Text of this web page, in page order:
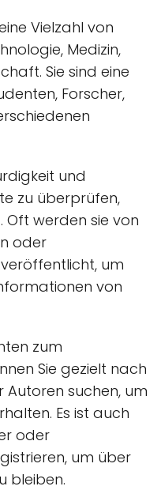
Vielzahl von
Medizin,
Sie sind eine
Forscher,
und
zu überprüfen,
werden sie von
oder
um
von
zum
Sie gezielt nach
suchen, um
Es ist auch
oder
um über
bleiben.